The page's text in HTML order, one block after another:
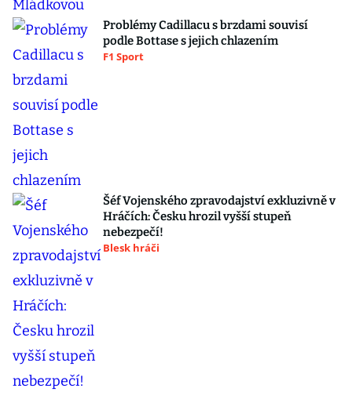
Problémy Cadillacu s brzdami souvisí
podle Bottase s jejich chlazením
F1 Sport
Šéf Vojenského zpravodajství exkluzivně v
Hráčích: Česku hrozil vyšší stupeň
nebezpečí!
Blesk hráči